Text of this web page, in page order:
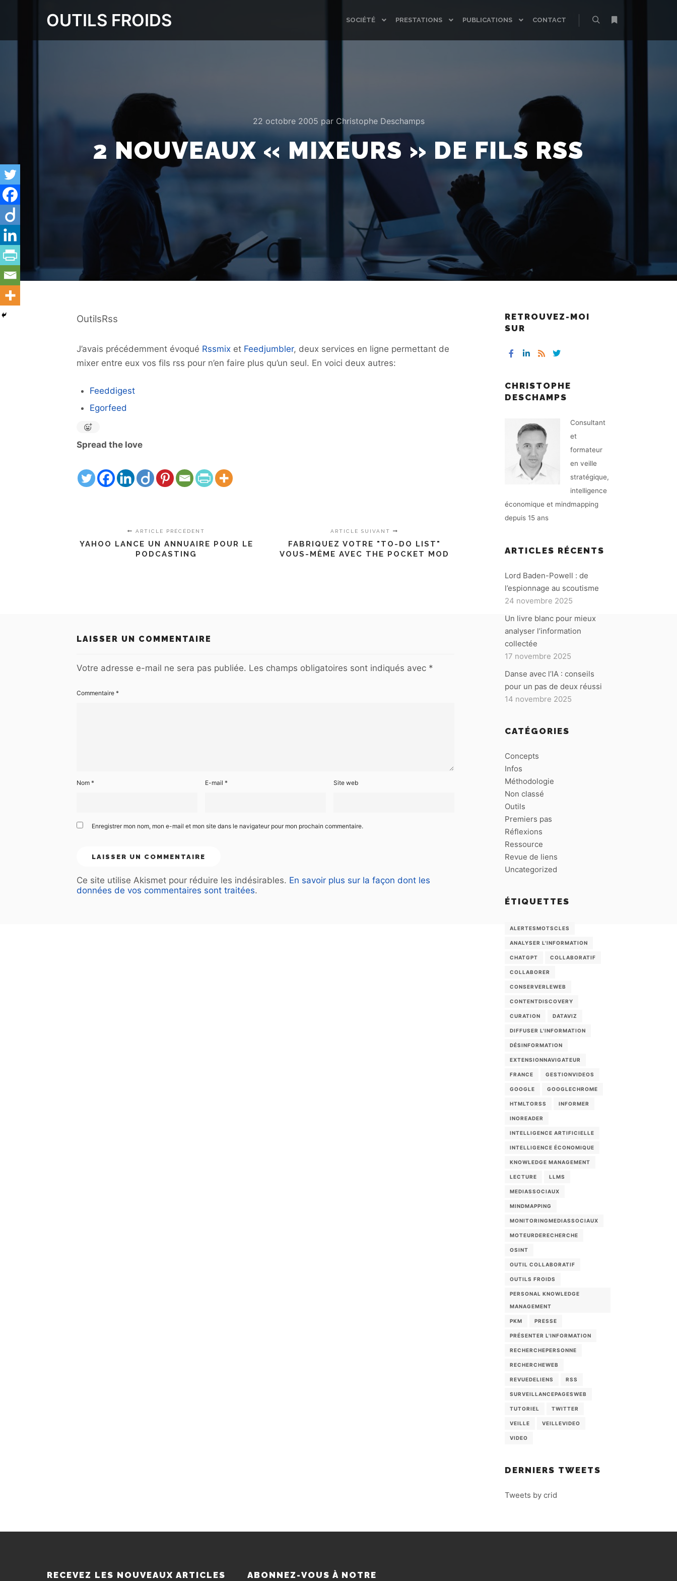
OUTILS FROIDS SOCIÉTÉ PRESTATIONS PUBLICATIONS
CONTACT
22 octobre 2005 par Christophe Deschamps
2 NOUVEAUX « MIXEURS » DE FILS RSS
OutilsRss
J’avais précédemment évoqué Rssmix et Feedjumbler, deux services en ligne permettant de
mixer entre eux vos fils rss pour n’en faire plus qu’un seul. En voici deux autres:
Feeddigest
Egorfeed
Spread the love
ARTICLE PRÉCÉDENT
YAHOO LANCE UN ANNUAIRE POUR LE
PODCASTING
ARTICLE SUIVANT
FABRIQUEZ VOTRE "TO-DO LIST"
VOUS-MÊME AVEC THE POCKET MOD
LAISSER UN COMMENTAIRE
Votre adresse e-mail ne sera pas publiée. Les champs obligatoires sont indiqués avec *
Commentaire *
Nom * E-mail * Site web
Enregistrer mon nom, mon e-mail et mon site dans le navigateur pour mon prochain commentaire.
Ce site utilise Akismet pour réduire les indésirables. En savoir plus sur la façon dont les
données de vos commentaires sont traitées.
RETROUVEZ-MOI
SUR
CHRISTOPHE
DESCHAMPS
Consultant
et
formateur
en veille
stratégique,
intelligence
économique et mindmapping
depuis 15 ans
ARTICLES RÉCENTS
Lord Baden-Powell : de
l’espionnage au scoutisme
24 novembre 2025
Un livre blanc pour mieux
analyser l’information
collectée
17 novembre 2025
Danse avec l’IA : conseils
pour un pas de deux réussi
14 novembre 2025
CATÉGORIES
Concepts
Infos
Méthodologie
Non classé
Outils
Premiers pas
Réflexions
Ressource
Revue de liens
Uncategorized
ÉTIQUETTES
ALERTESMOTSCLES
ANALYSER L'INFORMATION
CHATGPT COLLABORATIF
COLLABORER
CONSERVERLEWEB
CONTENTDISCOVERY
CURATION DATAVIZ
DIFFUSER L'INFORMATION
DÉSINFORMATION
EXTENSIONNAVIGATEUR
FRANCE GESTIONVIDEOS
GOOGLE GOOGLECHROME
HTMLTORSS INFORMER
INOREADER
INTELLIGENCE ARTIFICIELLE
INTELLIGENCE ÉCONOMIQUE
KNOWLEDGE MANAGEMENT
LECTURE LLMS
MEDIASSOCIAUX
MINDMAPPING
MONITORINGMEDIASSOCIAUX
MOTEURDERECHERCHE
OSINT
OUTIL COLLABORATIF
OUTILS FROIDS
PERSONAL KNOWLEDGE
MANAGEMENT
PKM PRESSE
PRÉSENTER L'INFORMATION
RECHERCHEPERSONNE
RECHERCHEWEB
REVUEDELIENS RSS
SURVEILLANCEPAGESWEB
TUTORIEL TWITTER
VEILLE VEILLEVIDEO
VIDEO
DERNIERS TWEETS
Tweets by crid
RECEVEZ LES NOUVEAUX ARTICLES ABONNEZ-VOUS À NOTRE